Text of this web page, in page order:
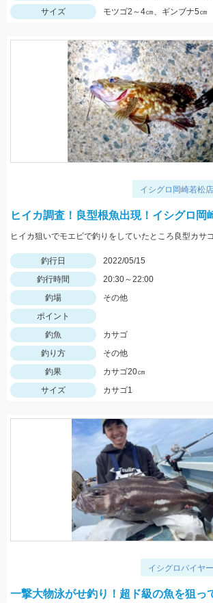
サイズ
モツゴ2～4㎝、ギンブナ5㎝
イシグロ岡崎若松店
ヒイカ調査！良型根魚出現！イシグロ岡
ヒイカ狙いでモエビで釣りをしていたところ良型カサ
釣行日
2022/05/15
釣行時間
20:30～22:00
釣場
その他
ポイント
釣魚
カサゴ
釣り方
その他
釣果
カサゴ20㎝
サイズ
カサゴ1
イシグロバイヤー
一撃大物泳がせ釣り！超ド級の魚を狙っ